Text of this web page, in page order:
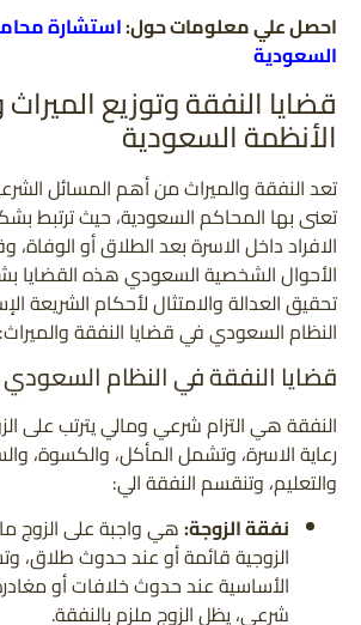
احصل علي معلومات حول:استشارة
السعودية
قضايا النفقة وتوزيع
الأنظمة السعودية
تعد النفقة والميراث من أهم المسائل
تعنى بها المحاكم السعودية، حيث ترتبط
الافراد داخل الاسرة بعد الطلاق أو
الأحوال الشخصية السعودي هذه القضايا
تحقيق العدالة والامتثال لأحكام الشريعة
النظام السعودي في قضايا النفقة والميراث:
قضايا النفقة في النظام السعودي
النفقة هي التزام شرعي ومالي يترتب على
رعاية الاسرة، وتشمل المأكل، والكسوة،
والتعليم، وتنقسم النفقة الي:
نفقة الزوجة:هي واجبة على الزوج
الزوجية قائمة أو عند حدوث طلاق،
الأساسية عند حدوث خلافات أو
شرعي، يظل الزوج ملزم بالنفقة.